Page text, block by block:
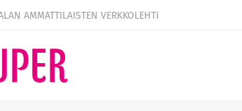
AMMATTILAISTEN VERKKOLEHTI